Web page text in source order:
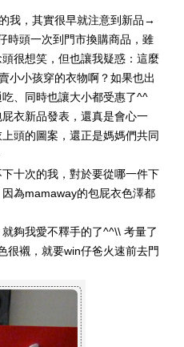
我，其實很早就注意到新品→
時頭一次到門市換購商品，雖
很想笑，但也讓我疑惑：這麼
小小孩穿的衣物啊？如果也出
、同時也讓大小都受惠了^^
衣新品發表，還真是會心一
頭的圖案，還正是媽媽們共同
十次的我，對於要從哪一件下
為mamaway的包屁衣色澤都
夠我愛不釋手的了^^\\ 考量了
很襯，就要win仔爸火速前去門